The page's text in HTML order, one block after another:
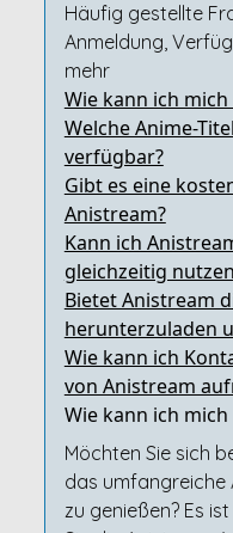
Häufig gestellte
Anmeldung,
mehr
Wie kann ich
Welche Anime-
verfügbar?
Gibt es eine
Anistream?
Kann ich
gleichzeitig
Bietet Anistream
herunterzuladen
Wie kann ich
von Anistream
Wie kann ich
Möchten Sie sich
das umfangreiche
zu genießen? Es